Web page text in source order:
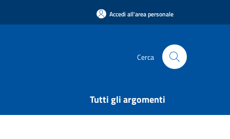
Accedi all'area personale
Cerca
Tutti gli argomenti